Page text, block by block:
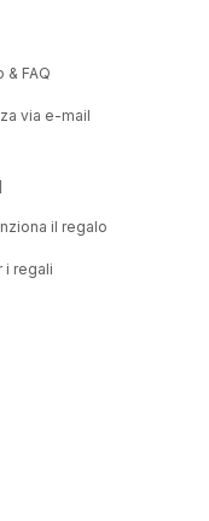
& FAQ
via e-mail
il regalo
i regali